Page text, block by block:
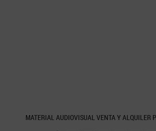
MATERIAL AUDIOVISUAL VENTA Y ALQUILER